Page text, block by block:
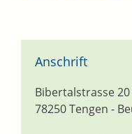
Anschrift
Bibertalstrasse 20
78250Tengen -